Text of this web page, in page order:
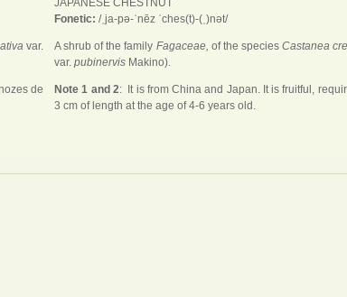
var.
de
Fonetic: /ˌja-pə-ˈnēz ˈches(t)-(ˌ)nət/
A shrub of the family Fagaceae, of the species Castanea
var. pubinervis Makino).
Note 1 and 2: It is from China and Japan. It is fruitful,
3 cm of length at the age of 4-6 years old.